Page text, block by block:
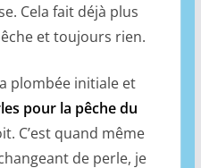
Cela fait déjà plus
et toujours rien.
plombée initiale et
pour la pêche du
C’est quand même
de perle, je